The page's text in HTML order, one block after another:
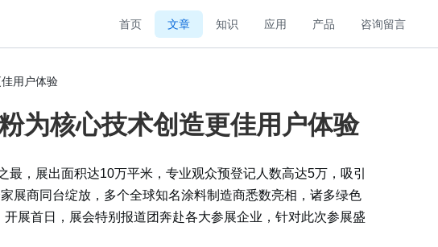
首页 文章 知识 应用 产品 咨询留言
用户体验
为核心技术创造更佳用户体验
，展出面积达10万平米，专业观众预登记人数高达5万，吸引
展商同台绽放，多个全球知名涂料制造商悉数亮相，诸多绿色
展首日，展会特别报道团奔赴各大参展企业，针对此次参展盛